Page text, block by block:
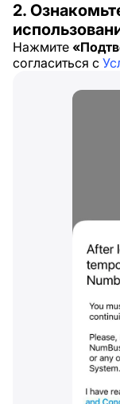
2.
Нажмите
согласиться с